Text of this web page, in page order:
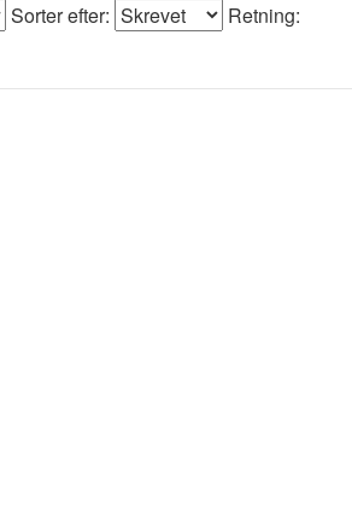
Sorter efter: Retning: